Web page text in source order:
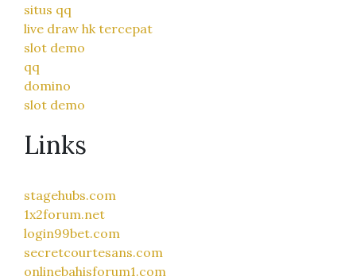
situs qq
live draw hk tercepat
slot demo
qq
domino
slot demo
Links
stagehubs.com
1x2forum.net
login99bet.com
secretcourtesans.com
onlinebahisforum1.com